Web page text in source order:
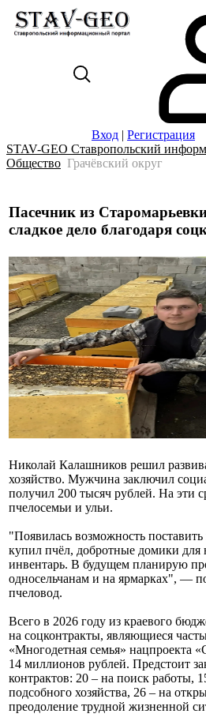
Вход | Регистрация
STAV-GEO Ставропольский
Общество Грачёвский округ
Пасечник из
сладкое дело благодаря
Николай Калашников решил
хозяйство. Мужчина заключил
получил 200 тысяч рублей. На эти
пчелосемьи и ульи.
"Появилась возможность
купил пчёл, добротные домики для
инвентарь. В будущем планирую
односельчанам и на ярмарках", —
пчеловод.
Всего в 2026 году из краевого
на соцконтракты, являющиеся
«Многодетная семья» нацпроекта
14 миллионов рублей. Предстоит
контрактов: 20 – на поиск работы,
подсобного хозяйства, 26 – на
преодоление трудной жизненной